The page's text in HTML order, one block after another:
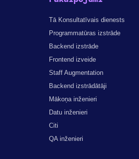
Tā Konsultatīvais dienests
Programmatūras izstrāde
Backend izstrāde
Frontend izveide
Staff Augmentation
Backend izstrādātāji
Mākoņa inženieri
Datu inženieri
Citi
QA inženieri